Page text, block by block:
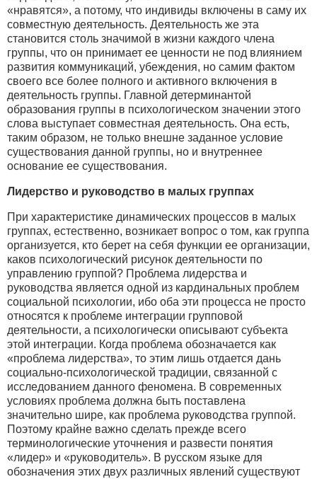
«нравятся», а потому, что индивиды включены в саму их
совместную деятельность. Деятельность же эта
становится столь значимой в жизни каждого члена
группы, что он принимает ее ценности не под влиянием
развития коммуникаций, убеждения, но самим фактом
своего все более полного и активного включения в
деятельность группы. Главной детерминантой
образования группы в психологическом значении этого
слова выступает совместная деятельность. Она есть,
таким образом, не только внешне заданное условие
существования данной группы, но и внутреннее
основание ее существования.
Лидерство и руководство в малых группах
При характеристике динамических процессов в малых
группах, естественно, возникает вопрос о том, как группа
организуется, кто берет на себя функции ее организации,
каков психологический рисунок деятельности по
управлению группой? Проблема лидерства и
руководства является одной из кардинальных проблем
социальной психологии, ибо оба эти процесса не просто
относятся к проблеме интеграции групповой
деятельности, а психологически описывают субъекта
этой интеграции. Когда проблема обозначается как
«проблема лидерства», то этим лишь отдается дань
социально-психологической традиции, связанной с
исследованием данного феномена. В современных
условиях проблема должна быть поставлена
значительно шире, как проблема руководства группой.
Поэтому крайне важно сделать прежде всего
терминологические уточнения и развести понятия
«лидер» и «руководитель». В русском языке для
обозначения этих двух различных явлений существуют